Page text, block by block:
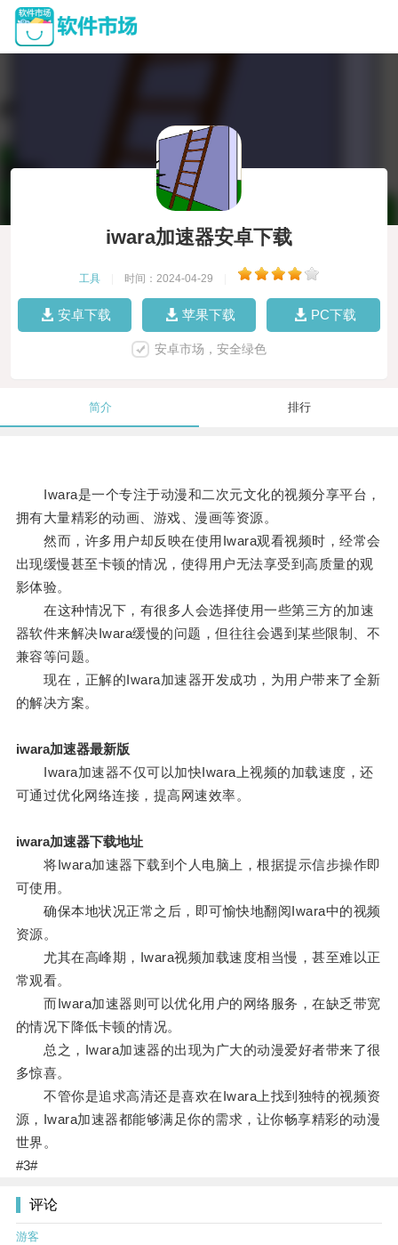
iwara加速器安卓下载
工具 时间：2024-04-29
安卓下载 苹果下载 PC下载
安卓市场，安全绿色
简介 排行
Iwara是一个专注于动漫和二次元文化的视频分享平台，
拥有大量精彩的动画、游戏、漫画等资源。
然而，许多用户却反映在使用Iwara观看视频时，经常会
出现缓慢甚至卡顿的情况，使得用户无法享受到高质量的观
影体验。
在这种情况下，有很多人会选择使用一些第三方的加速
器软件来解决Iwara缓慢的问题，但往往会遇到某些限制、不
兼容等问题。
现在，正解的Iwara加速器开发成功，为用户带来了全新
的解决方案。
iwara加速器最新版
Iwara加速器不仅可以加快Iwara上视频的加载速度，还
可通过优化网络连接，提高网速效率。
iwara加速器下载地址
将Iwara加速器下载到个人电脑上，根据提示信步操作即
可使用。
确保本地状况正常之后，即可愉快地翻阅Iwara中的视频
资源。
尤其在高峰期，Iwara视频加载速度相当慢，甚至难以正
常观看。
而Iwara加速器则可以优化用户的网络服务，在缺乏带宽
的情况下降低卡顿的情况。
总之，Iwara加速器的出现为广大的动漫爱好者带来了很
多惊喜。
不管你是追求高清还是喜欢在Iwara上找到独特的视频资
源，Iwara加速器都能够满足你的需求，让你畅享精彩的动漫
世界。
#3#
评论
游客